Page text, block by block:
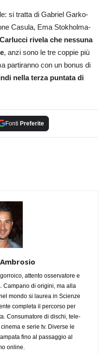
si tratta di Gabriel Garko-
Casula, Ema Stokholma-
rivela che nessuna
, anzi sono le tre coppie più
partiranno con un bonus di
nella terza puntata di
Fonti Preferite
attento osservatore e
Campano di origini, ma alla
mondo si laurea in Scienze
completa il percorso per
Consumatore di dischi, tele-
e serie tv. Diverse le
fino al passaggio al
online.